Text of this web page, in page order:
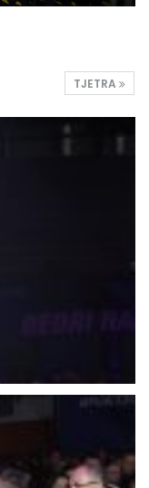
TJETRA